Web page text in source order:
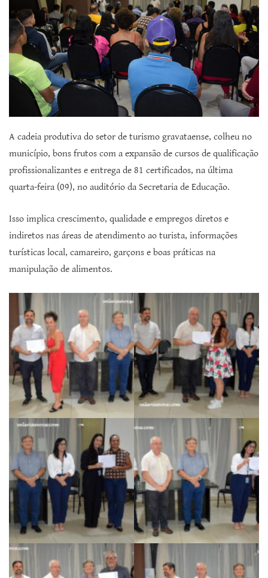
A cadeia produtiva do setor de turismo gravataense, colheu no
município, bons frutos com a expansão de cursos de qualificação
profissionalizantes e entrega de 81 certificados, na última
quarta-feira (09), no auditório da Secretaria de Educação.
Isso implica crescimento, qualidade e empregos diretos e
indiretos nas áreas de atendimento ao turista, informações
turísticas local, camareiro, garçons e boas práticas na
manipulação de alimentos.